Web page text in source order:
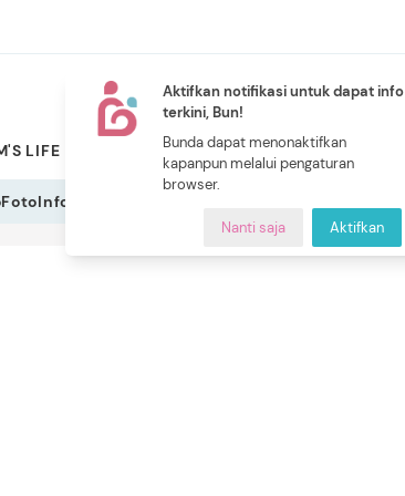
Aktifkan notifikasi untuk dapat info
terkini, Bun!
Bunda dapat menonaktifkan
kapanpun melalui pengaturan
browser.
Nanti saja Aktifkan
LIFE PILIHAN BUNDA
NEW
CERITA BUNDA
FotoInfografis